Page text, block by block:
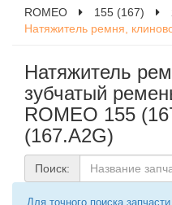
ROMEO
155 (167)
Натяжитель ремня,
Натяжитель
зубчатый
ROMEO 155
(167.A2G)
Поиск:
Для точного поиска